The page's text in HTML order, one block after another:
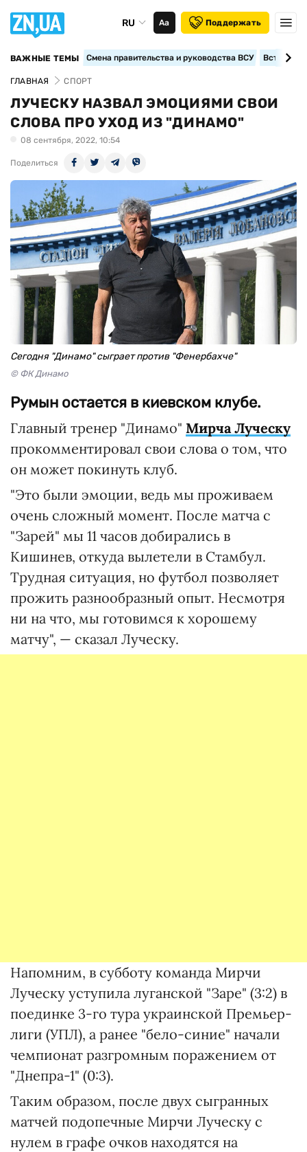
RU Аа Поддержать
ВАЖНЫЕ ТЕМЫ Смена правительства и руководства ВСУ
ГЛАВНАЯ СПОРТ
ЛУЧЕСКУ НАЗВАЛ ЭМОЦИЯМИ СВОИ
СЛОВА ПРО УХОД ИЗ "ДИНАМО"
08 сентября, 2022, 10:54
Поделиться
Сегодня "Динамо" сыграет против "Фенербахче"
© ФК Динамо
Румын остается в киевском клубе.
Главный тренер "Динамо" Мирча Луческу
прокомментировал свои слова о том, что
он может покинуть клуб.
"Это были эмоции, ведь мы проживаем
очень сложный момент. После матча с
"Зарей" мы 11 часов добирались в
Кишинев, откуда вылетели в Стамбул.
Трудная ситуация, но футбол позволяет
прожить разнообразный опыт. Несмотря
ни на что, мы готовимся к хорошему
матчу", — сказал Луческу.
Напомним, в субботу команда Мирчи
Луческу уступила луганской "Заре" (3:2) в
поединке 3-го тура украинской Премьер-
лиги (УПЛ), а ранее "бело-синие" начали
чемпионат разгромным поражением от
"Днепра-1" (0:3).
Таким образом, после двух сыгранных
матчей подопечные Мирчи Луческу с
нулем в графе очков находятся на